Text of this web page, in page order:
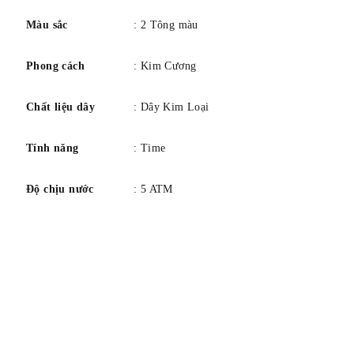
Màu sắc : 2 Tông màu
Phong cách : Kim Cương
Chất liệu dây : Dây Kim Loại
Tính năng : Time
Độ chịu nước : 5 ATM